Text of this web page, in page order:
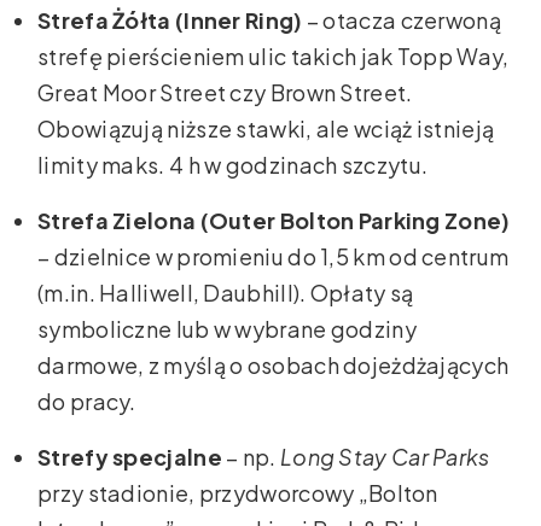
Strefa Żółta (Inner Ring) – otacza czerwoną
strefę pierścieniem ulic takich jak Topp Way,
Great Moor Street czy Brown Street.
Obowiązują niższe stawki, ale wciąż istnieją
limity maks. 4 h w godzinach szczytu.
Strefa Zielona (Outer Bolton Parking Zone)
– dzielnice w promieniu do 1,5 km od centrum
(m.in. Halliwell, Daubhill). Opłaty są
symboliczne lub w wybrane godziny
darmowe, z myślą o osobach dojeżdżających
do pracy.
Strefy specjalne – np. Long Stay Car Parks
przy stadionie, przydworcowy „Bolton